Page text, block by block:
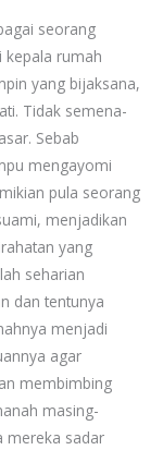
seorang
kepala rumah
yang bijaksana,
Tidak semena-
Sebab
mengayomi
pula seorang
menjadikan
yang
seharian
dan tentunya
menjadi
agar
membimbing
masing-
mereka sadar